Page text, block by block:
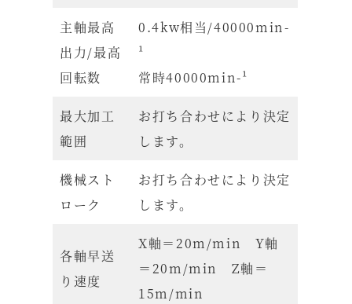
主軸最高
出力/最高
回転数
0.4kw相当/40000min-
¹
常時40000min-¹
最大加工
範囲
お打ち合わせにより決定
します。
機械スト
ローク
お打ち合わせにより決定
します。
各軸早送
り速度
X軸＝20m/min Y軸
＝20m/min Z軸＝
15m/min